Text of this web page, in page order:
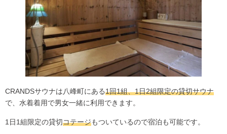
CRANDSサウナは八峰町にある1回1組、1日2組限定の貸切サウナ
で、水着着用で男女一緒に利用できます。
1日1組限定の貸切コテージもついているので宿泊も可能です。